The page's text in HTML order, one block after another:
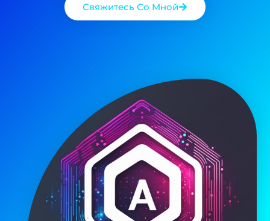
Свяжитесь Со Мной